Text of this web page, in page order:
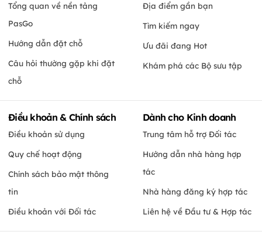
Tổng quan về nền tảng
PasGo
Hướng dẫn đặt chỗ
Câu hỏi thường gặp khi đặt
chỗ
Địa điểm gần bạn
Tìm kiếm ngay
Ưu đãi đang Hot
Khám phá các Bộ sưu tập
Điều khoản & Chính sách
Điều khoản sử dụng
Quy chế hoạt động
Chính sách bảo mật thông
tin
Điều khoản với Đối tác
Dành cho Kinh doanh
Trung tâm hỗ trợ Đối tác
Hướng dẫn nhà hàng hợp
tác
Nhà hàng đăng ký hợp tác
Liên hệ về Đầu tư & Hợp tác